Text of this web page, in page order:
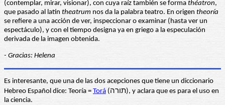
(contemplar, mirar, visionar), con cuya raíz también se forma théatron,
que pasado al latín theatrum nos da la palabra teatro. En origen theoría
se refiere a una acción de ver, inspeccionar o examinar (hasta ver un
espectáculo), y con el tiempo designa ya en griego a la especulación
derivada de la imagen obtenida.
- Gracias: Helena
Es interesante, que una de las dos acepciones que tiene un diccionario
Hebreo Español dice: Teoría = Torá (תורה), y aclara que es para el uso en
la ciencia.